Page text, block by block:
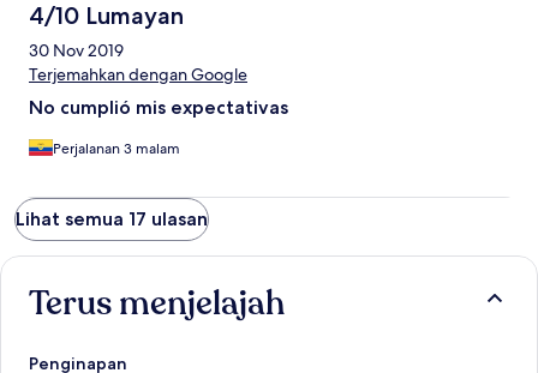
4/10 Lumayan
30 Nov 2019
Terjemahkan dengan Google
No cumplió mis expectativas
Perjalanan 3 malam
Lihat semua 17 ulasan
Terus menjelajah
Penginapan